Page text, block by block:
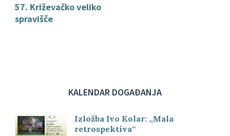
57. Križevačko veliko
spravišče
KALENDAR DOGAĐANJA
Izložba Ivo Kolar: „Mala
retrospektiva“